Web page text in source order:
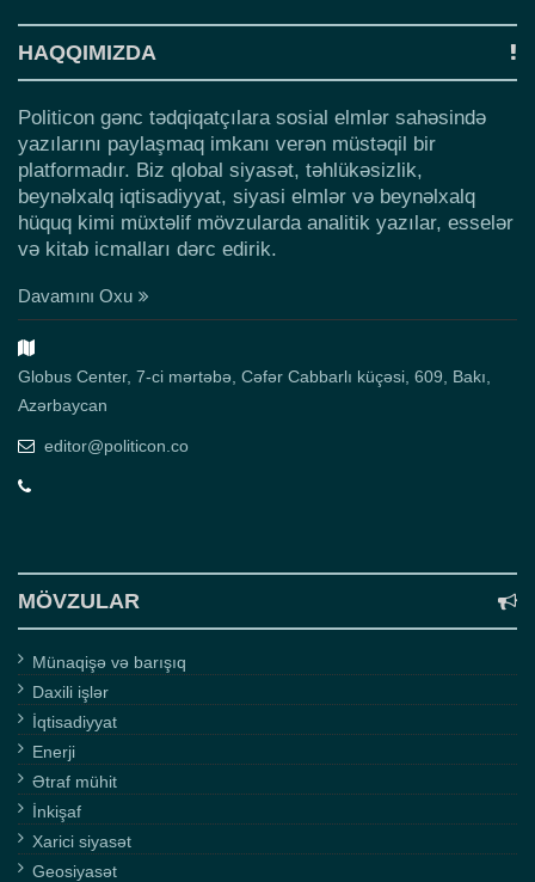
HAQQIMIZDA
Politicon gənc tədqiqatçılara sosial elmlər sahəsində
yazılarını paylaşmaq imkanı verən müstəqil bir
platformadır. Biz qlobal siyasət, təhlükəsizlik,
beynəlxalq iqtisadiyyat, siyasi elmlər və beynəlxalq
hüquq kimi müxtəlif mövzularda analitik yazılar, esselər
və kitab icmalları dərc edirik.
Davamını Oxu
Globus Center, 7-ci mərtəbə, Cəfər Cabbarlı küçəsi, 609, Bakı,
Azərbaycan
editor@politicon.co
MÖVZULAR
Münaqişə və barışıq
Daxili işlər
İqtisadiyyat
Enerji
Ətraf mühit
İnkişaf
Xarici siyasət
Geosiyasət